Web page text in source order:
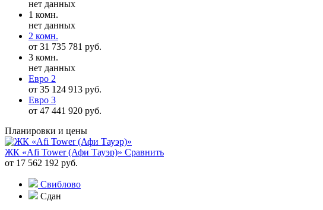
нет данных
1 комн.
нет данных
2 комн.
от 31 735 781 руб.
3 комн.
нет данных
Евро 2
от 35 124 913 руб.
Евро 3
от 47 441 920 руб.
Планировки и цены
ЖК «Afi Tower (Афи Тауэр)» Сравнить
от 17 562 192 руб.
Свиблово
Сдан